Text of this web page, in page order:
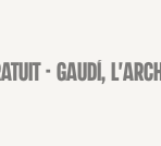
- Gaudí,